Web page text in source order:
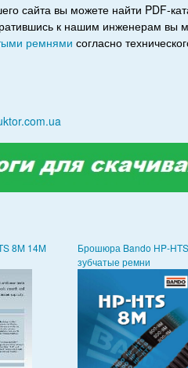
сайта вы можете найти PDF-
к нашим инженерам вы
ремнями согласно
8M 14M
Брошюра Bando HP-
зубчатые ремни